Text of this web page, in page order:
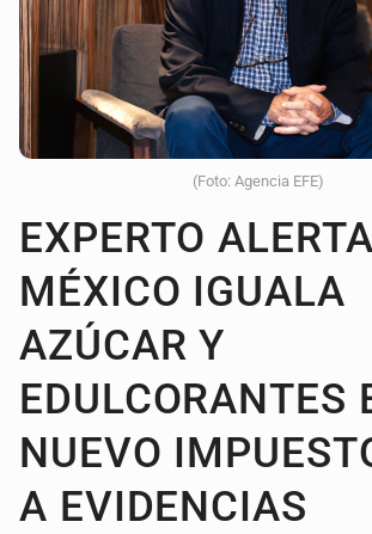
(Foto: Agencia EFE)
EXPERTO
MÉXICO IGUALA
AZÚCAR Y
EDULCORANTES
NUEVO
A EVIDENCIAS